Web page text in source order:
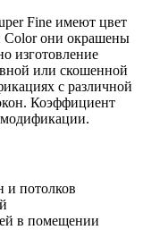
Fine имеют цвет
Color они окрашены
изготовление
или скошенной
с различной
Коэффициент
модификации.
и потолков
в помещении